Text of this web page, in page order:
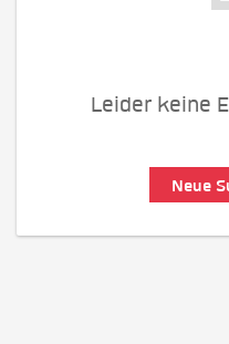
Leider keine
Neue